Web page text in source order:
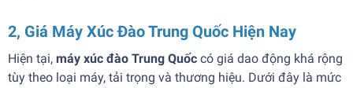
2, Giá Máy Xúc Đào Trung Quốc Hiện Nay
Hiện tại, máy xúc đào Trung Quốc có giá dao động khá rộng
tùy theo loại máy, tải trọng và thương hiệu. Dưới đây là mức